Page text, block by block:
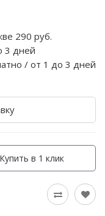
290 руб.
3 дней
/ от 1 до 3 дней
Купить в 1 клик